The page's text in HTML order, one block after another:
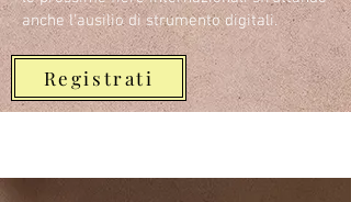
anche l'ausilio di strumento digitali.
Registrati